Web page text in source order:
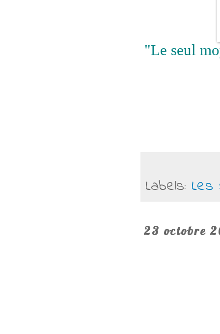
"Le seul
Labels:
23 octobre